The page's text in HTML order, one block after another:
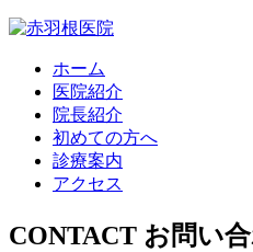
ホーム
医院紹介
院長紹介
初めての方へ
診療案内
アクセス
CONTACT お問い